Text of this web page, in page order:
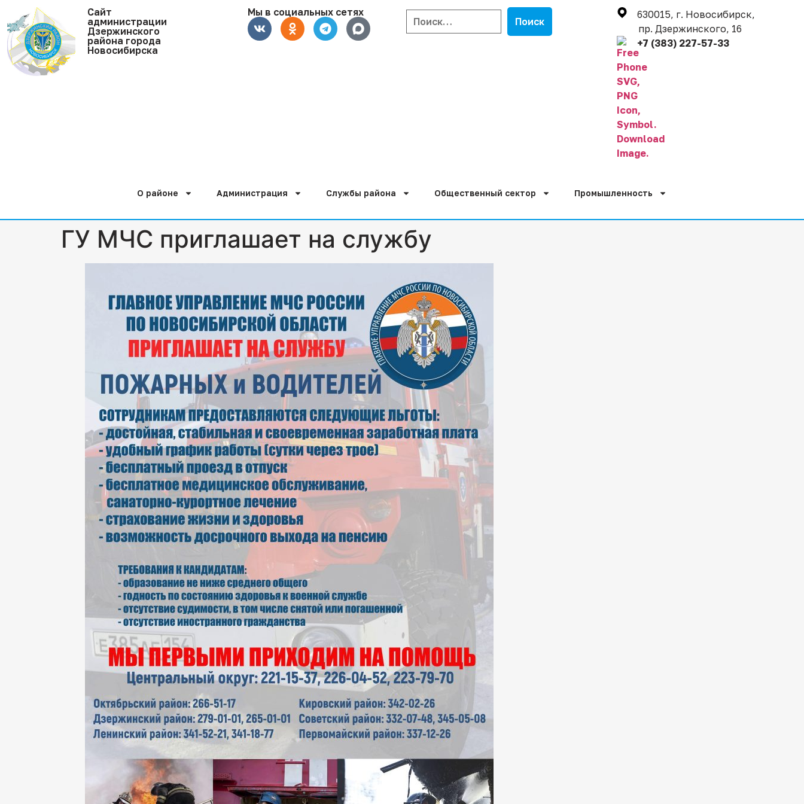
Cайт
администрации
Дзержинского
района города
Новосибирска
Мы в социальных сетях
630015, г. Новосибирск,
пр. Дзержинского, 16
+7 (383) 227-57-33
О районе Администрация Службы района Общественный сектор Промышленность
ГУ МЧС приглашает на службу